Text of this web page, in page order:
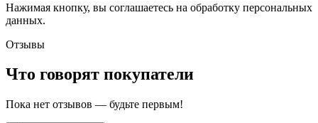
Нажимая кнопку, вы соглашаетесь на обработку персональных
данных.
Отзывы
Что говорят покупатели
Пока нет отзывов — будьте первым!